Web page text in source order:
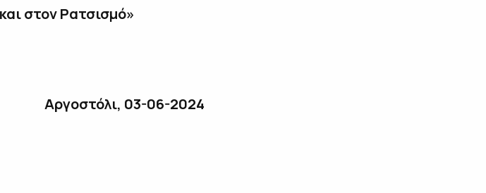
στον Ρατσισμό»
06-2024